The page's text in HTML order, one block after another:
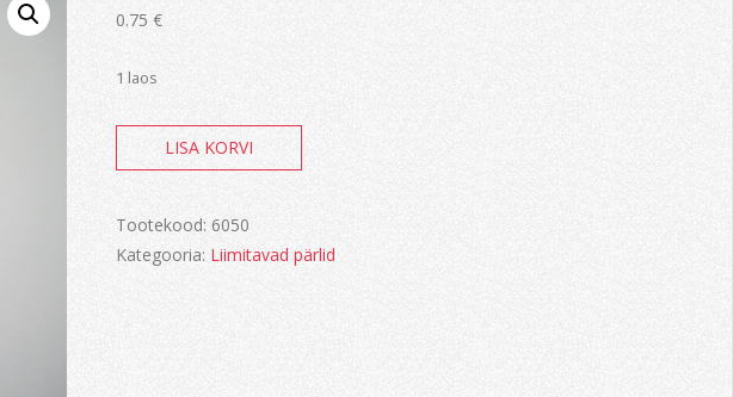
0.75 €
1 laos
Poolpärlid
kogus
LISA KORVI
Tootekood: 6050
Kategooria: Liimitavad pärlid